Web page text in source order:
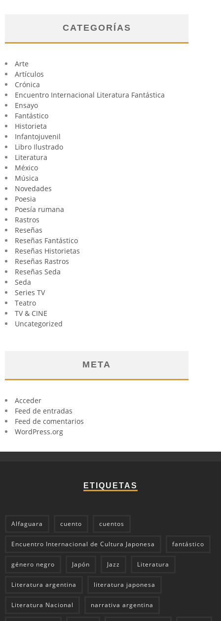
CATEGORÍAS
Arte
Artículos
Crónica
Encuentro Internacional Literatura Fantástica
Ensayo
Fantástico
Historieta
Infantojuvenil
Libro Ilustrado
Literatura
México
Música
Novedades
Poesia
Poesía rumana
Rastros
Reseñas
Reseñas Fantástico
Reseñas Historietas
Reseñas Rastros
Reseñas Seda
Seda
Series TV
Teatro
TV & CINE
Uncategorized
META
Acceder
Feed de entradas
Feed de comentarios
WordPress.org
ETIQUETAS
Alfaguara cuento cuentos
Encuentro Internacional de Cultura Japonesa fantástico
género negro Japón Jazz Literatura
Literatura argentina literatura japonesa
Literatura Nacional narrativa argentina